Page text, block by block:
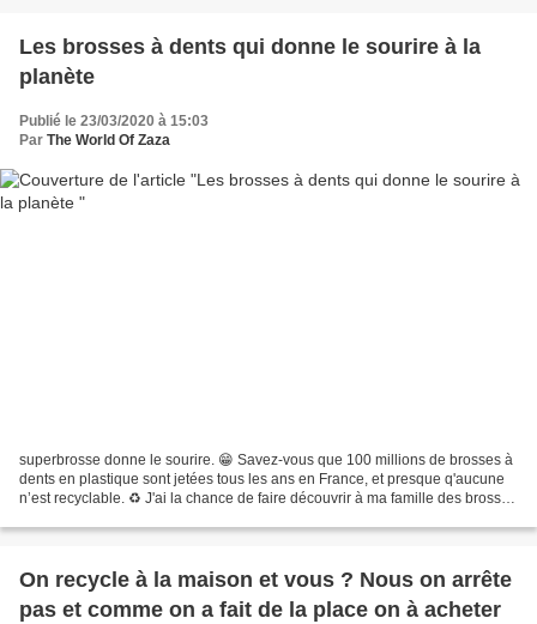
Les brosses à dents qui donne le sourire à la
planète
Publié le 23/03/2020 à 15:03
Par The World Of Zaza
superbrosse donne le sourire. 😁 Savez-vous que 100 millions de brosses à
dents en plastique sont jetées tous les ans en France, et presque q'aucune
n’est recyclable. ♻️ J'ai la chance de faire découvrir à ma famille des brosses
On recycle à la maison et vous ? Nous on arrête
pas et comme on a fait de la place on à acheter